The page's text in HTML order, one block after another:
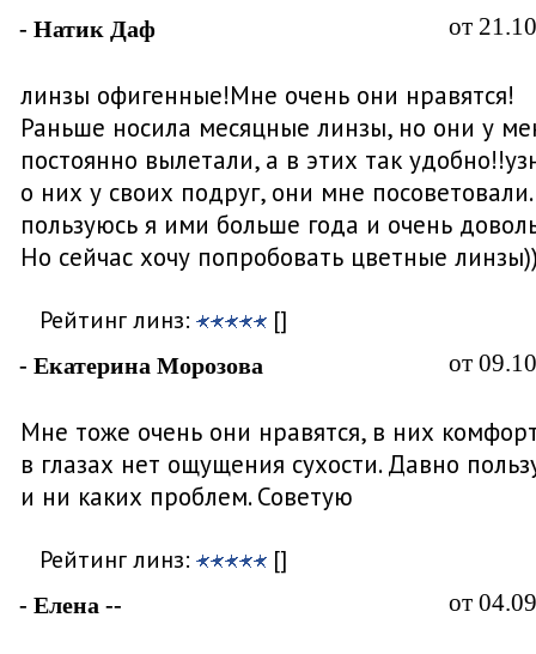
- Натик Даф от
линзы офигенные!Мне очень они нравятся!
Раньше носила месяцные линзы, но они у
постоянно вылетали, а в этих так
о них у своих подруг, они мне посоветовали.
пользуюсь я ими больше года и очень
Но сейчас хочу попробовать цветные
Рейтинг линз: []
- Екатерина Морозова от
Мне тоже очень они нравятся, в них
в глазах нет ощущения сухости. Давно
и ни каких проблем. Советую
Рейтинг линз: []
- Елена -- от